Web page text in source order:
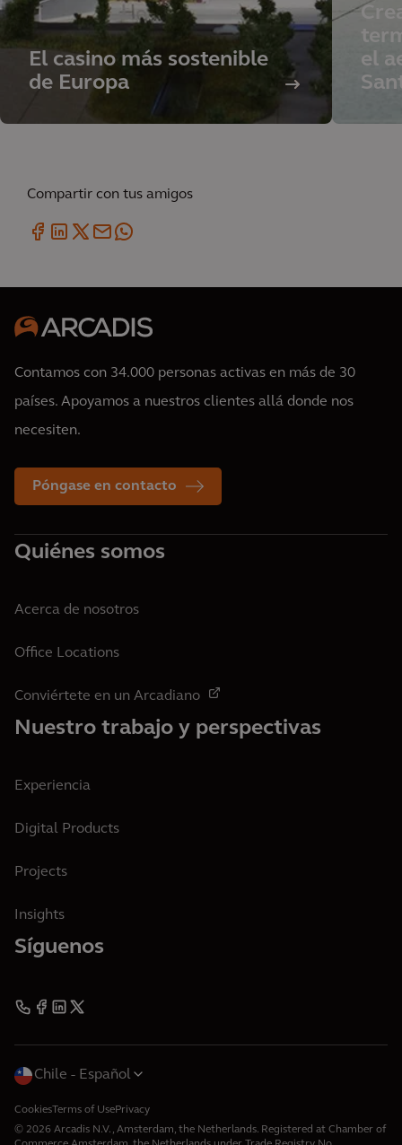
El casino más sostenible
de Europa
el
Compartir con tus amigos
Contamos con 34.000 personas activas en más de 30
países. Apoyamos a nuestros clientes allá donde nos
necesiten.
Póngase en contacto
Quiénes somos
Acerca de nosotros
Office Locations
Conviértete en un Arcadiano
Nuestro trabajo y perspectivas
Experiencia
Digital Products
Projects
Insights
Síguenos
© 2026 Arcadis N.V., Amsterdam, the Netherlands. Registered at Chamber of
CookiesTerms of UsePrivacy
Chile Español